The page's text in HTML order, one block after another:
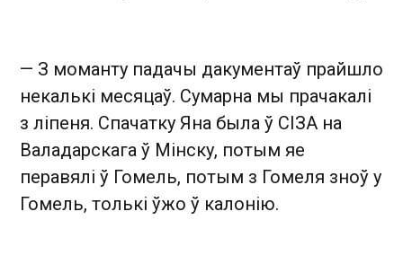
— З моманту падачы дакументаў прайшло
некалькі месяцаў. Сумарна мы прачакалі
з ліпеня. Спачатку Яна была ў СІЗА на
Валадарскага ў Мінску, потым яе
перавялі ў Гомель, потым з Гомеля зноў у
Гомель, толькі ўжо ў калонію.